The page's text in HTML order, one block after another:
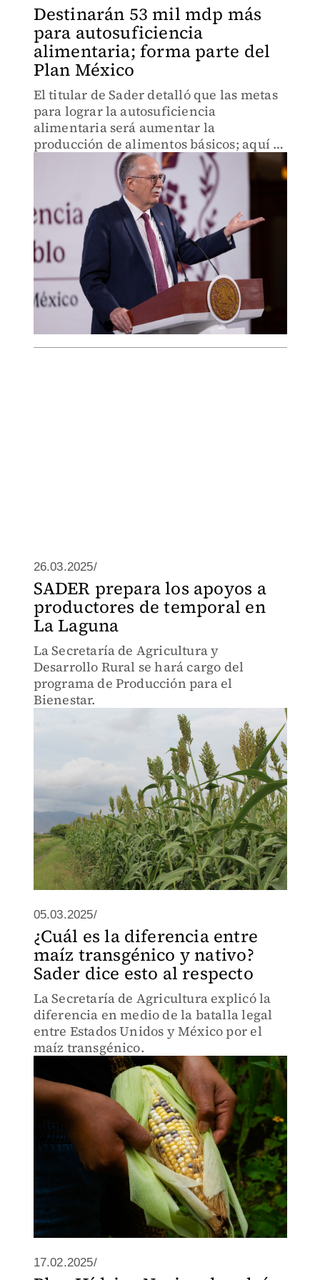
Destinarán 53 mil mdp más
para autosuficiencia
alimentaria; forma parte del
Plan México
El titular de Sader detalló que las metas
para lograr la autosuficiencia
alimentaria será aumentar la
producción de alimentos básicos; aquí te
decimos cuáles son.
26.03.2025/
SADER prepara los apoyos a
productores de temporal en
La Laguna
La Secretaría de Agricultura y
Desarrollo Rural se hará cargo del
programa de Producción para el
Bienestar.
05.03.2025/
¿Cuál es la diferencia entre
maíz transgénico y nativo?
Sader dice esto al respecto
La Secretaría de Agricultura explicó la
diferencia en medio de la batalla legal
entre Estados Unidos y México por el
maíz transgénico.
17.02.2025/